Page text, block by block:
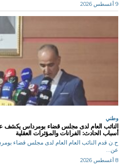
9 أغسطس 2026
وطني
النائب العام لدى مجلس قضاء بومرداس يكشف
أسباب الحادث: الفرانات والمؤثرات العقلية
ح.ن قدم النائب العام العام لدى مجلس قضاء
عن...
8 أغسطس 2026